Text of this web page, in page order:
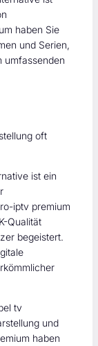
haben Sie
und Serien,
umfassenden
oft
ist ein
iptv premium
Qualität
begeistert.
tv
und
haben